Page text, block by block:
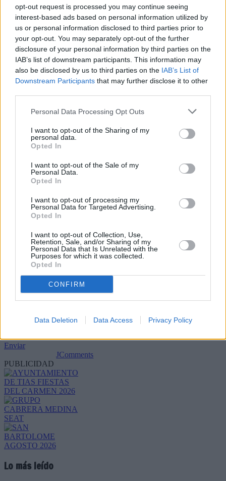
opt-out request is processed you may continue seeing
interest-based ads based on personal information utilized by
us or personal information disclosed to third parties prior to
your opt-out. You may separately opt-out of the further
disclosure of your personal information by third parties on the
IAB’s list of downstream participants. This information may
also be disclosed by us to third parties on the IAB’s List of
Downstream Participants that may further disclose it to other
Personal Data Processing Opt Outs
I want to opt-out of the Sharing of my
personal data.
Opted In
I want to opt-out of the Sale of my
Personal Data.
Opted In
I want to opt-out of processing my
Personal Data for Targeted Advertising.
Opted In
I want to opt-out of Collection, Use,
Retention, Sale, and/or Sharing of my
Personal Data that Is Unrelated with the
Purposes for which it was collected.
Opted In
CONFIRM
Data Deletion Data Access Privacy Policy
jubilación.
Durante el encuentro se procedió a la
entrega de un obsequio, junto con un
diploma en reconocimiento a sus años
de servicio y la tarjeta identificativa
como trabajadores del Servicio
Canario de la Salud, que recibieron
entre los aplausos de compañeros,
El acto contó con la actuación musical
de dos profesionales de la Gerencia,
Alejandro Cabrera y Sheila Blanco,
que regalaron sus canciones a todos
los asistentes al homenaje.
Escribir un comentario
Enviar
JComments
PUBLICIDAD
Lo más leído